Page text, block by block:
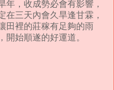
年，收成勢必會有影響，
在三天內會久旱逢甘霖，
田裡的莊稼有足夠的雨
始順遂的好運道。